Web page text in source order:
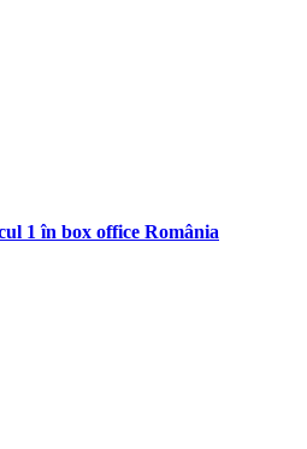
1 în box office România